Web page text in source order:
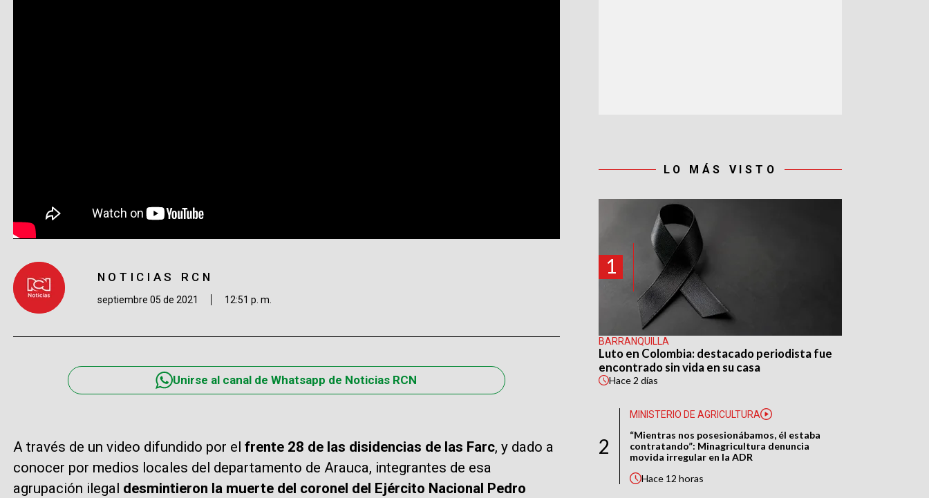
NOTICIAS RCN
septiembre 05 de 2021 12:51 p. m.
Unirse al canal de Whatsapp de Noticias RCN
A través de un video difundido por el frente 28 de las disidencias de las Farc, y dado a
conocer por medios locales del departamento de Arauca, integrantes de esa
agrupación ilegal desmintieron la muerte del coronel del Ejército Nacional Pedro
LO MÁS VISTO
1
BARRANQUILLA
Luto en Colombia: destacado periodista fue
encontrado sin vida en su casa
Hace2 días
2
MINISTERIO DE AGRICULTURA
“Mientras nos posesionábamos, él estaba
contratando”: Minagricultura denuncia
movida irregular en la ADR
Hace 12 horas